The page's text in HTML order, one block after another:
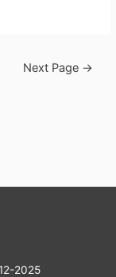
Next Page →
2025